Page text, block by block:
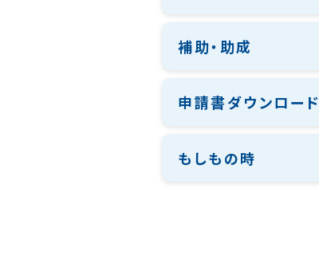
補助・助成
申請書ダウンロード
もしもの時